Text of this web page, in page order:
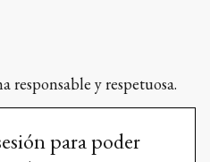
responsable y respetuosa.
para poder